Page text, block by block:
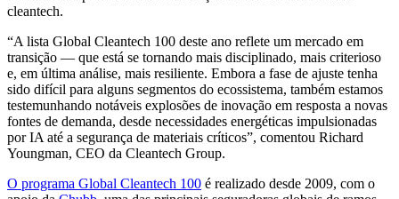
cleantech.
“A lista Global Cleantech 100 deste ano reflete um mercado em
transição — que está se tornando mais disciplinado, mais criterioso
e, em última análise, mais resiliente. Embora a fase de ajuste tenha
sido difícil para alguns segmentos do ecossistema, também estamos
testemunhando notáveis explosões de inovação em resposta a novas
fontes de demanda, desde necessidades energéticas impulsionadas
por IA até a segurança de materiais críticos”, comentou Richard
Youngman, CEO da Cleantech Group.
O programa Global Cleantech 100 é realizado desde 2009, com o